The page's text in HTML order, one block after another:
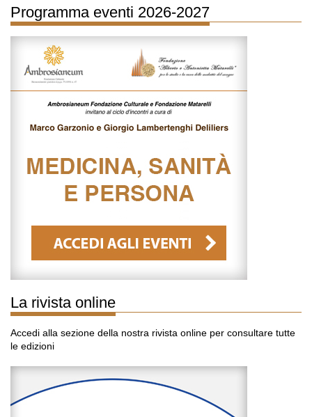
Programma eventi 2026-2027
La rivista online
Accedi alla sezione della nostra rivista online per consultare tutte
le edizioni